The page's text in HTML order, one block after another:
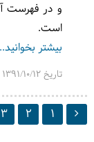
است.
بیشتر
تاریخ 1391/10/12
1
2
3